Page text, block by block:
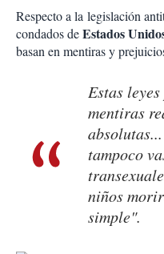
Respecto a la legislación
condados deEstados
basan en mentiras y
Estas
mentiras
tampoco
niños
simple".